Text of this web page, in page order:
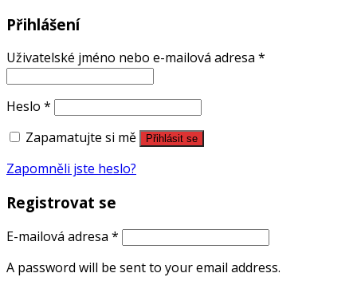
Přihlášení
Uživatelské jméno nebo e-mailová adresa *
Heslo *
Zapamatujte si mě
Přihlásit se
Zapomněli jste heslo?
Registrovat se
E-mailová adresa *
A password will be sent to your email address.